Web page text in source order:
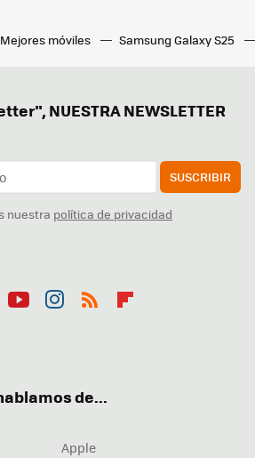
Mejores móviles Samsung Galaxy S25
NUESTRA NEWSLETTER
SUSCRIBIR
nuestra política de privacidad
de...
Apple